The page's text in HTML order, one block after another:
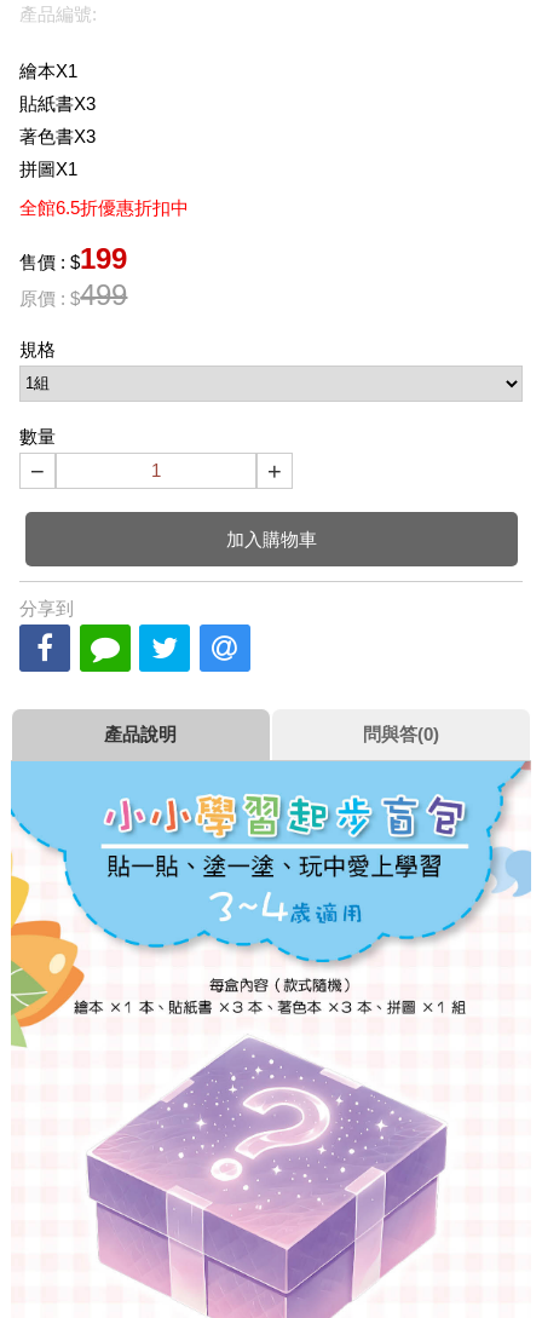
產品編號:
繪本X1
貼紙書X3
著色書X3
拼圖X1
全館6.5折優惠折扣中
售價 : $199
原價 : $499
規格
數量
− +
加入購物車
分享到
產品說明 問與答(0)